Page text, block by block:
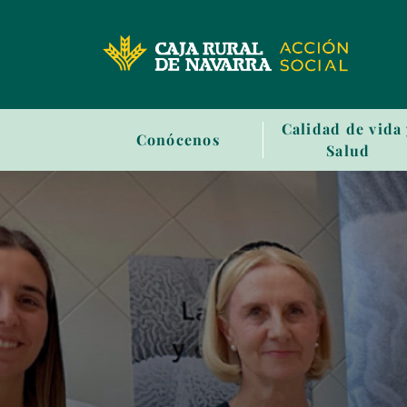
de
Conócenos
Calidad de vida
Salud